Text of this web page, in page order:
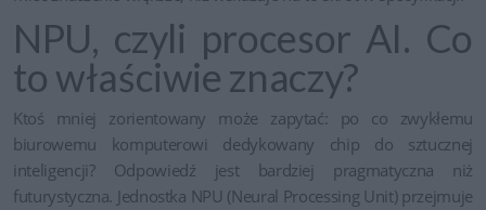
NPU, czyli procesor AI. Co
to właściwie znaczy?
Ktoś mniej zorientowany może zapytać: po co zwykłemu
biurowemu komputerowi dedykowany chip do sztucznej
inteligencji? Odpowiedź jest bardziej pragmatyczna niż
futurystyczna. Jednostka NPU (Neural Processing Unit) przejmuje